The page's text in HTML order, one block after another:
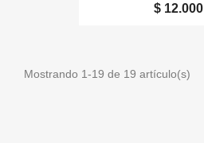
$ 12.000
Mostrando 1-19 de 19 artículo(s)